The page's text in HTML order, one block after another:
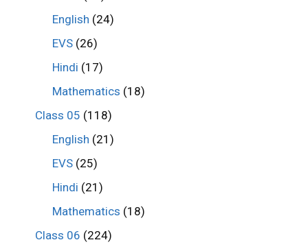
English (24)
EVS (26)
Hindi (17)
Mathematics (18)
Class 05 (118)
English (21)
EVS (25)
Hindi (21)
Mathematics (18)
Class 06 (224)